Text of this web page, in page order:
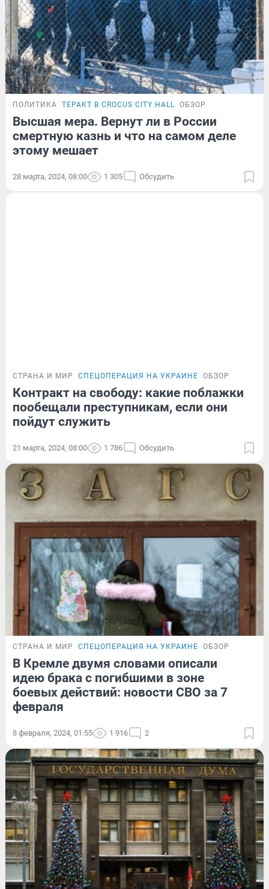
ПОЛИТИКА ТЕРАКТ В CROCUS CITY HALL ОБЗОР
Высшая мера. Вернут ли в России
смертную казнь и что на самом деле
этому мешает
28 марта, 2024, 08:00 1 305 Обсудить
СТРАНА И МИР СПЕЦОПЕРАЦИЯ НА УКРАИНЕ ОБЗОР
Контракт на свободу: какие поблажки
пообещали преступникам, если они
пойдут служить
21 марта, 2024, 08:00 1 786 Обсудить
СТРАНА И МИР СПЕЦОПЕРАЦИЯ НА УКРАИНЕ ОБЗОР
В Кремле двумя словами описали
идею брака с погибшими в зоне
боевых действий: новости СВО за 7
февраля
8 февраля, 2024, 01:55 1 916 2